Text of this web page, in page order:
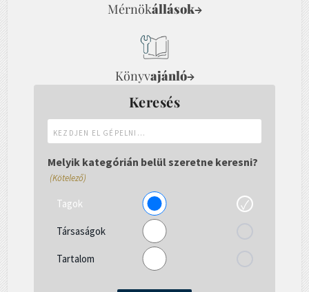
Mérnökállások→
Könyvajánló→
Keresés
el
gépelni...
Melyik kategórián belül szeretne keresni?
(Kötelező)
Tagok
Társaságok
Tartalom